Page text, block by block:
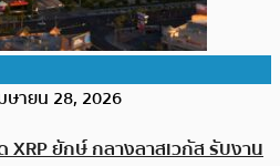
ษายน 28, 2026
ยักษ์ กลางลาสเวกัส รับงาน